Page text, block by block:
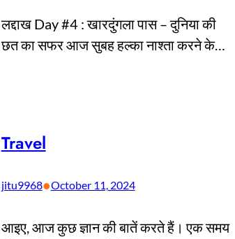
लद्दाख Day #4 : खारदुंगला पास – दुनिया की
छत का सफर आज सुबह हल्का नाश्ता करने के…
Travel
jitu9968•October 11, 2024
आइए, आज कुछ ज्ञान की बातें करते हैं। एक समय